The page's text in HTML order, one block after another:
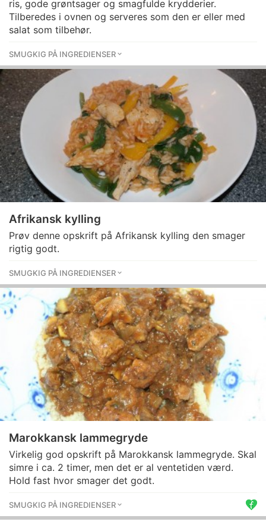
ris, gode grøntsager og smagfulde krydderier.
Tilberedes i ovnen og serveres som den er eller med
salat som tilbehør.
SMUGKIG PÅ INGREDIENSER
Afrikansk kylling
Prøv denne opskrift på Afrikansk kylling den smager
rigtig godt.
SMUGKIG PÅ INGREDIENSER
Marokkansk lammegryde
Virkelig god opskrift på Marokkansk lammegryde. Skal
simre i ca. 2 timer, men det er al ventetiden værd.
Hold fast hvor smager det godt.
SMUGKIG PÅ INGREDIENSER